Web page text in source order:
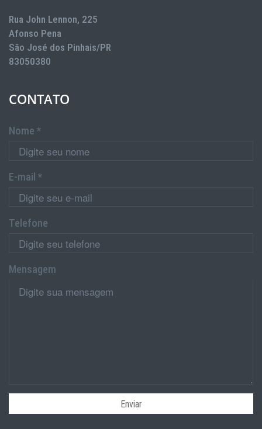
Rua John Lennon, 225
Afonso Pena
São José dos Pinhais/PR
83050380
CONTATO
Nome *
E-mail *
Telefone
Mensagem
Enviar